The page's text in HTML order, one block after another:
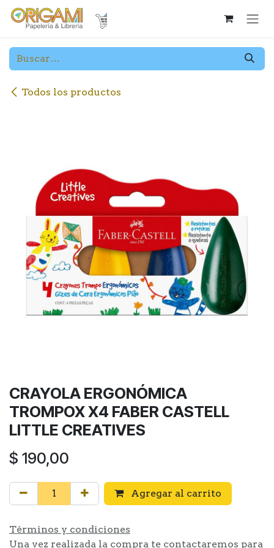
Ir al contenido
Todos los productos
CRAYOLA ERGONÓMICA
TROMPOX X4 FABER CASTELL
LITTLE CREATIVES
$ 190,00
Agregar al carrito
Términos y condiciones
Una vez realizada la compra te contactaremos para